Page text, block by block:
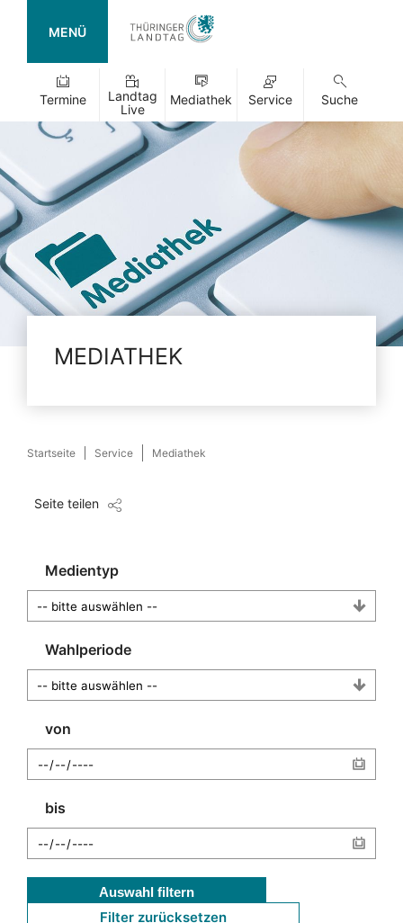
MENÜ
Termine
Landtag
Live
Mediathek Service Suche
MEDIATHEK
Startseite Service Mediathek
Seite teilen
Medientyp
Wahlperiode
von
bis
Auswahl filtern
Filter zurücksetzen